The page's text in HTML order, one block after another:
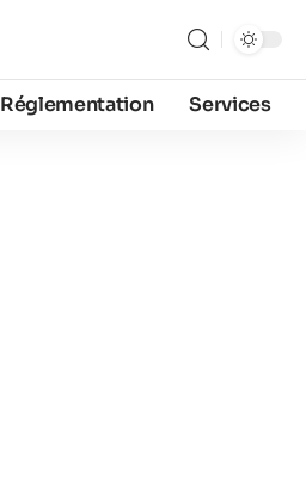
Réglementation Services